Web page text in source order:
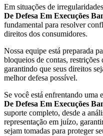
Em situações de
De Defesa Em Execuções
fundamental para resolver
direitos dos consumidores.
Nossa equipe está preparada
bloqueios de contas, restrições
garantindo que seus direitos
melhor defesa possível.
Se você está enfrentando uma
De Defesa Em Execuções
suporte completo, desde a
representação em juízo,
sejam tomadas para proteger